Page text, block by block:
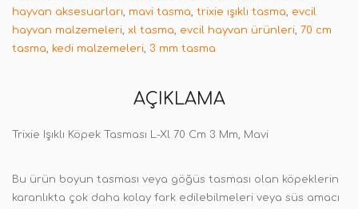
hayvan aksesuarları, mavi tasma, trixie ışıklı tasma, evcil
hayvan malzemeleri, xl tasma, evcil hayvan ürünleri, 70 cm
tasma, kedi malzemeleri, 3 mm tasma
AÇIKLAMA
Trixie Işıklı Köpek Tasması L-Xl 70 Cm 3 Mm, Mavi
Bu ürün boyun tasması veya göğüs tasması olan köpeklerin
karanlıkta çok daha kolay fark edilebilmeleri veya süs amacı